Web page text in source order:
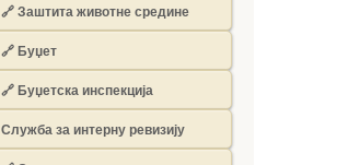
🔗Заштита животне средине
🔗Буџет
🔗Буџетска инспекција
Служба за интерну ревизију